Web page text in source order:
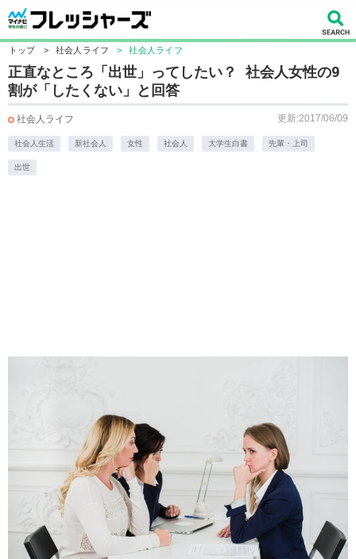
トップ > 社会人ライフ > 社会人ライフ
正直なところ「出世」ってしたい？ 社会人女性の9
割が「したくない」と回答
社会人ライフ 更新:2017/06/09
社会人生活 新社会人 女性 社会人 大学生白書 先輩・上司
出世